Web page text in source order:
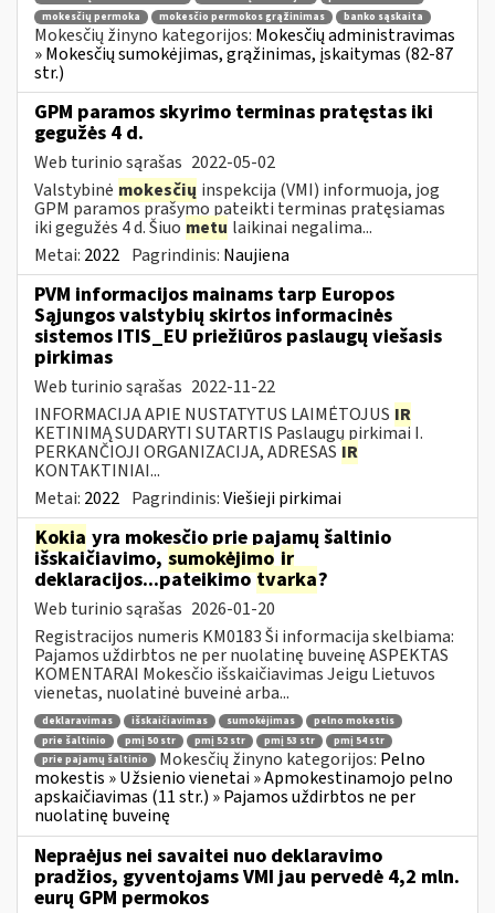
mokesčių permoka
mokesčio permokos grąžinimas banko sąskaita
Mokesčių žinyno kategorijos: Mokesčių administravimas
» Mokesčių sumokėjimas, grąžinimas, įskaitymas (82-87
str.)
GPM paramos skyrimo terminas pratęstas iki
gegužės 4 d.
Web turinio sąrašas 2022-05-02
Valstybinė mokesčių inspekcija (VMI) informuoja, jog
GPM paramos prašymo pateikti terminas pratęsiamas
iki gegužės 4 d. Šiuo metu laikinai negalima...
Metai: 2022 Pagrindinis: Naujiena
PVM informacijos mainams tarp Europos
Sąjungos valstybių skirtos informacinės
sistemos ITIS_EU priežiūros paslaugų viešasis
pirkimas
Web turinio sąrašas 2022-11-22
INFORMACIJA APIE NUSTATYTUS LAIMĖTOJUS IR
KETINIMĄ SUDARYTI SUTARTIS Paslaugų pirkimai I.
PERKANČIOJI ORGANIZACIJA, ADRESAS IR
KONTAKTINIAI...
Metai: 2022 Pagrindinis:Viešieji pirkimai
Kokia yra mokesčio prie pajamų šaltinio
išskaičiavimo, sumokėjimo ir
deklaracijos...pateikimotvarka?
Web turinio sąrašas 2026-01-20
Registracijos numeris KM0183 Ši informacija skelbiama:
Pajamos uždirbtos ne per nuolatinę buveinę ASPEKTAS
KOMENTARAI Mokesčio išskaičiavimas Jeigu Lietuvos
vienetas, nuolatinė buveinė arba...
deklaravimas išskaičiavimas sumokėjimas
pelno mokestis
prie šaltinio
pmį 50 str pmį 52 str pmį 53 str
pmį 54 str
prie pajamų šaltinio
Mokesčių žinyno kategorijos: Pelno
mokestis » Užsienio vienetai » Apmokestinamojo pelno
apskaičiavimas (11 str.) » Pajamos uždirbtos ne per
nuolatinę buveinę
Nepraėjus nei savaitei nuo deklaravimo
pradžios, gyventojams VMI jau pervedė 4,2 mln.
eurų GPM permokos